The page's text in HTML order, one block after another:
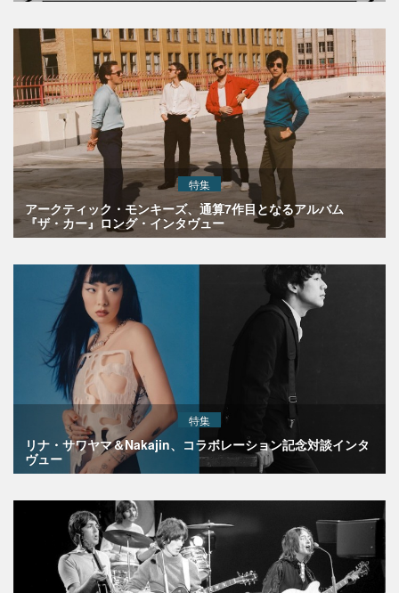
特集
アークティック・モンキーズ、通算7作目となるアルバム
『ザ・カー』ロング・インタヴュー
特集
リナ・サワヤマ＆Nakajin、コラボレーション記念対談インタ
ヴュー